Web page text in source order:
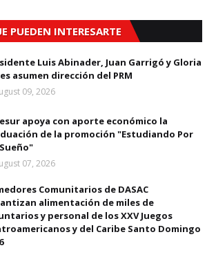
PUEDEN INTERESARTE
Luis Abinader, Juan Garrigó y Gloria
asumen dirección del PRM
09, 2026
apoya con aporte económico la
de la promoción "Estudiando Por
07, 2026
Comunitarios de DASAC
alimentación de miles de
y personal de los XXV Juegos
y del Caribe Santo Domingo